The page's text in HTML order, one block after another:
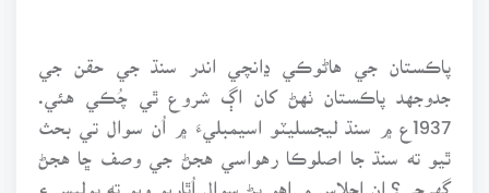
پاڪستان جي هاڻوڪي ڍانچي اندر سنڌ جي حقن جي
جدوجهد پاڪستان ٺهڻ کان اڳ شروع ٿي چُڪي هئي.
1937ع ۾ سنڌ ليجسليٽو اسيمبليءَ ۾ اُن سوال تي بحث
ٿيو ته سنڌ جا اصلوڪا رهواسي هجڻ جي وصف ڇا هجڻ
گهرجي؟ ان اجلاس ۾ اهو پڻ سوال اُٿاريو ويو ته پوليس ۽